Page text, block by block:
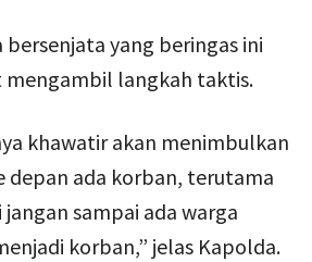
bersenjata yang beringas ini
mengambil langkah taktis.
khawatir akan menimbulkan
depan ada korban, terutama
sampai ada warga
korban,” jelas Kapolda.